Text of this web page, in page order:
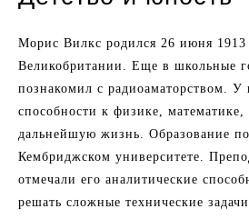
Морис Вилкс родился 26 июня 1913
Великобритании. Еще в школьные
познакомил с радиоаматорством.
способности к физике, математике,
дальнейшую жизнь. Образование
Кембриджском университете.
отмечали его аналитические
решать сложные технические